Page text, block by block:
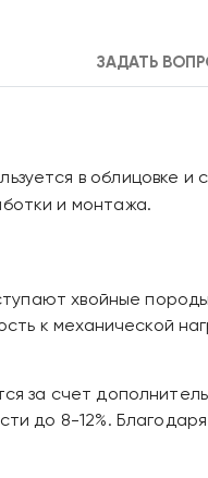
ЗАДАТЬ
в облицовке и
и монтажа.
хвойные
к механической
за счет
до 8-12%.